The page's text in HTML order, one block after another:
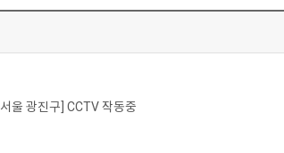
[서울 광진구] CCTV 작동중